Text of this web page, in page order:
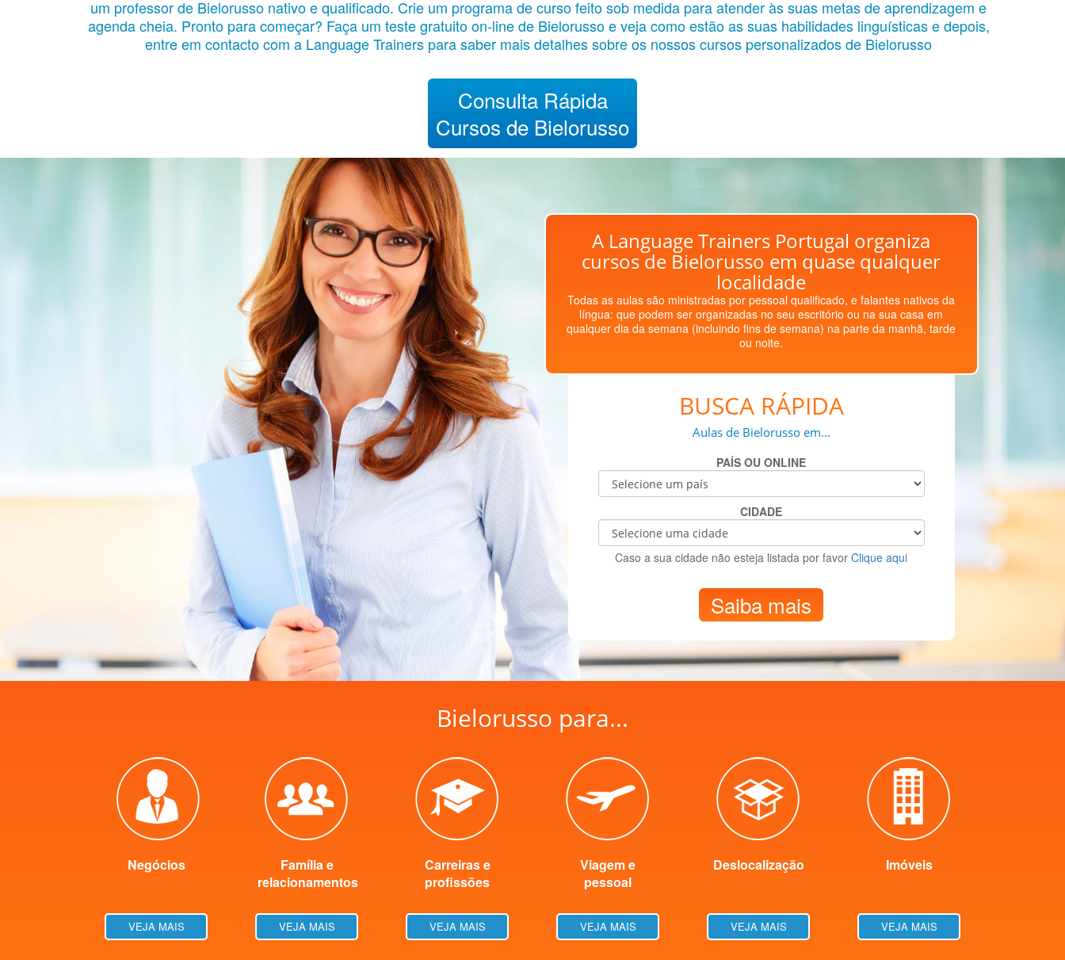
um professor de Bielorusso nativo e qualificado. Crie um programa de curso feito sob medida para atender às suas metas de aprendizagem e
agenda cheia. Pronto para começar? Faça um teste gratuito on-line de Bielorusso e veja como estão as suas habilidades linguísticas e depois,
entre em contacto com a Language Trainers para saber mais detalhes sobre os nossos cursos personalizados de Bielorusso
Consulta Rápida
Cursos de Bielorusso
A Language Trainers Portugal organiza
cursos de Bielorusso em quase qualquer
localidade
Todas as aulas são ministradas por pessoal qualificado, e falantes nativos da
língua: que podem ser organizadas no seu escritório ou na sua casa em
qualquer dia da semana (incluindo fins de semana) na parte da manhã, tarde
ou noite.
BUSCA RÁPIDA
Aulas de Bielorusso em...
PAÍS OU ONLINE
CIDADE
Caso a sua cidade não esteja listada por favorClique aqui
Saiba mais
Bielorusso para...
Negócios
VEJA MAIS
Família e
relacionamentos
VEJA MAIS
Carreiras e
profissões
VEJA MAIS
Viagem e
pessoal
VEJA MAIS
Deslocalização
VEJA MAIS
Imóveis
VEJA MAIS